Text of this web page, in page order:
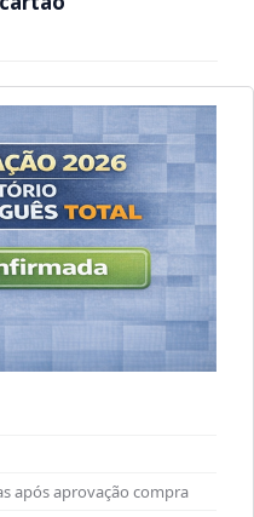
após aprovação compra